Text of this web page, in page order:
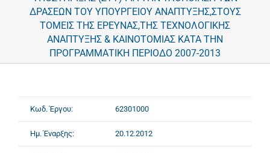
ΔΡΑΣΕΩΝ ΤΟΥ ΥΠΟΥΡΓΕΙΟΥ ΑΝΑΠΤΥΞΗΣ,ΣΤΟΥΣ
ΤΟΜΕΙΣ ΤΗΣ ΕΡΕΥΝΑΣ,ΤΗΣ ΤΕΧΝΟΛΟΓΙΚΗΣ
ΑΝΑΠΤΥΞΗΣ & ΚΑΙΝΟΤΟΜΙΑΣ ΚΑΤΑ ΤΗΝ
ΠΡΟΓΡΑΜΜΑΤΙΚΗ ΠΕΡΙΟΔΟ 2007-2013
Κωδ. Έργου: 62301000
Ημ. Έναρξης: 20.12.2012